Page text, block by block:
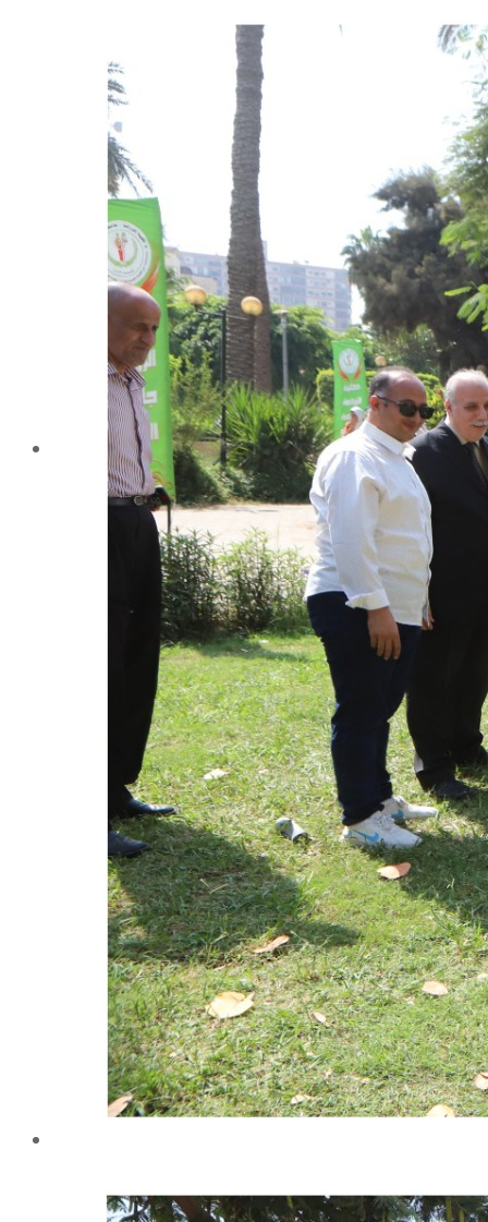
الإدارة
كلمة عميد الكلية
رؤساء الأقسام العلمية
الهيكل التنظيمى
نبذة تاريخية
تاريخ الكلية
الإدارة الحالية
الخطة الإستراتجية و التنفيذية
ميثاق الأخلاقيات
بحوث فى حقوق الملكية الفكرية
إستراتجية التعليم والتعلم
البريد الإلكترونى لإدارات و مراكز الكلية
خريطة الكلية